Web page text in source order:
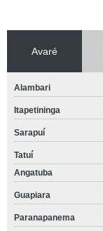
Avaré
Alambari
Itapetininga
Sarapuí
Tatuí
Angatuba
Guapiara
Paranapanema